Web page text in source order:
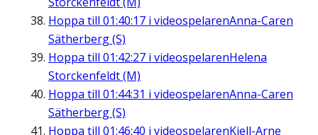
Hoppa till 01:40:17 i videospelarenAnna-Caren
Sätherberg (S)
Hoppa till 01:42:27 i videospelarenHelena
Storckenfeldt (M)
Hoppa till 01:44:31 i videospelarenAnna-Caren
Sätherberg (S)
Hoppa till 01:46:40 i videospelarenKjell-Arne